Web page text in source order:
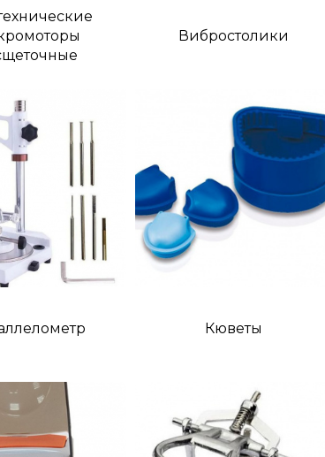
Вибростолики
Кюветы